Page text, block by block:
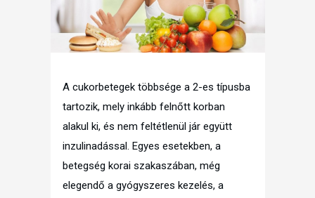
A cukorbetegek többsége a 2-es típusba
tartozik, mely inkább felnőtt korban
alakul ki, és nem feltétlenül jár együtt
inzulinadással. Egyes esetekben, a
betegség korai szakaszában, még
elegendő a gyógyszeres kezelés, a